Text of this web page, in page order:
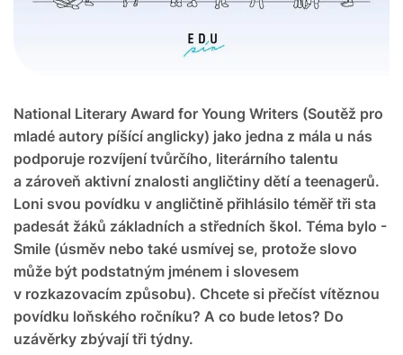
National Literary Award for Young Writers (Soutěž pro
mladé autory píšící anglicky) jako jedna z mála u nás
podporuje rozvíjení tvůrčího, literárního talentu
a zároveň aktivní znalosti angličtiny dětí a teenagerů.
Loni svou povídku v angličtině přihlásilo téměř tři sta
padesát žáků základních a středních škol. Téma bylo -
Smile (úsměv nebo také usmívej se, protože slovo
může být podstatným jménem i slovesem
v rozkazovacím způsobu). Chcete si přečíst vítěznou
povídku loňského ročníku? A co bude letos? Do
uzávěrky zbývají tři týdny.